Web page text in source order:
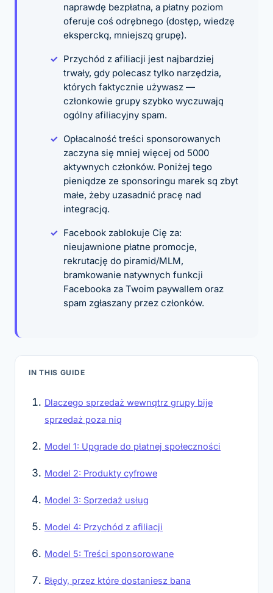
naprawdę bezpłatna, a płatny poziom
oferuje coś odrębnego (dostęp, wiedzę
ekspercką, mniejszą grupę).
Przychód z afiliacji jest najbardziej
trwały, gdy polecasz tylko narzędzia,
których faktycznie używasz —
członkowie grupy szybko wyczuwają
ogólny afiliacyjny spam.
Opłacalność treści sponsorowanych
zaczyna się mniej więcej od 5000
aktywnych członków. Poniżej tego
pieniądze ze sponsoringu marek są zbyt
małe, żeby uzasadnić pracę nad
integracją.
Facebook zablokuje Cię za:
nieujawnione płatne promocje,
rekrutację do piramid/MLM,
bramkowanie natywnych funkcji
Facebooka za Twoim paywallem oraz
spam zgłaszany przez członków.
IN THIS GUIDE
Dlaczego sprzedaż wewnątrz grupy bije
sprzedaż poza nią
Model 1: Upgrade do płatnej społeczności
Model 2: Produkty cyfrowe
Model 3: Sprzedaż usług
Model 4: Przychód z afiliacji
Model 5: Treści sponsorowane
Błędy, przez które dostaniesz bana